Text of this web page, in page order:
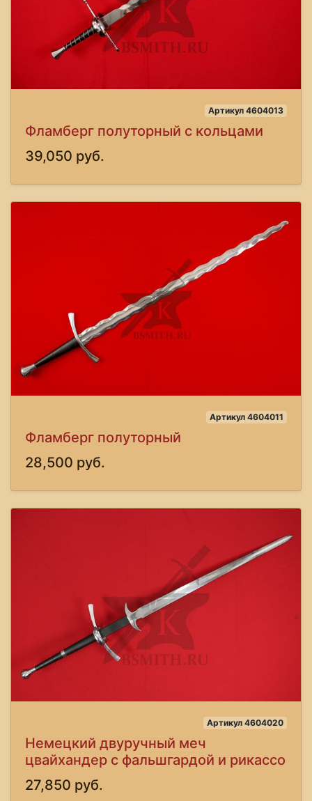
Артикул 4604013
Фламберг полуторный с кольцами
39,050 руб.
Артикул 4604011
Фламберг полуторный
28,500 руб.
Артикул 4604020
Немецкий двуручный меч
цвайхандер с фальшгардой и рикассо
27,850 руб.